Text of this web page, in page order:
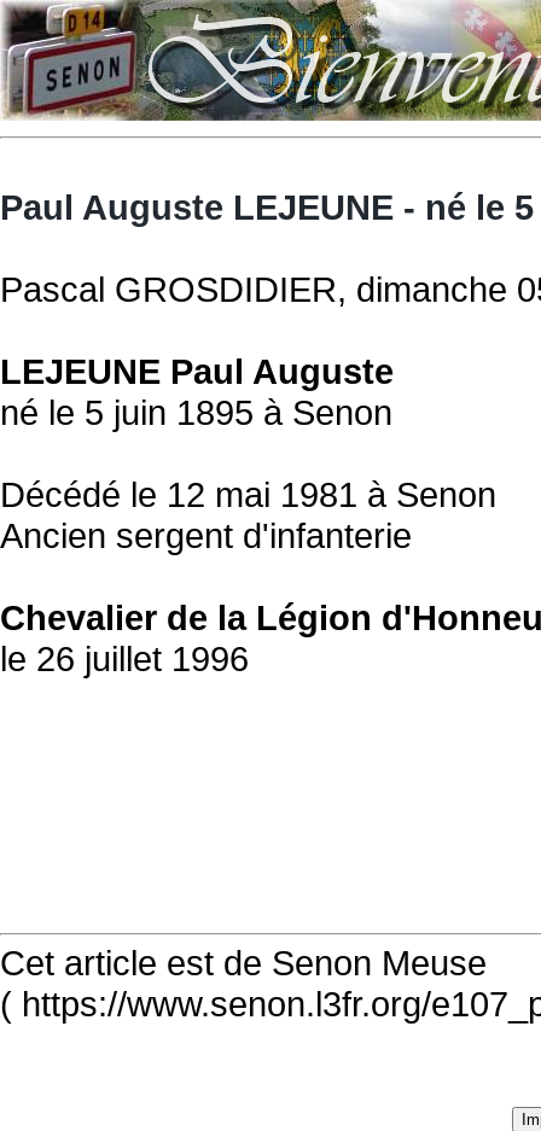
Paul Auguste LEJEUNE - né le
Pascal GROSDIDIER, dimanche
LEJEUNE Paul Auguste
né le 5 juin 1895 à Senon
Décédé le 12 mai 1981 à Senon
Ancien sergent d'infanterie
Chevalier de la Légion
le 26 juillet 1996
Cet article est de Senon Meuse
( https://www.senon.l3fr.org/